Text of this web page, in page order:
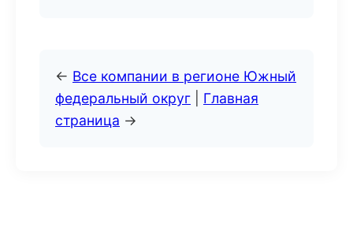
← Все компании в регионе Южный
федеральный округ
Главная
страница →